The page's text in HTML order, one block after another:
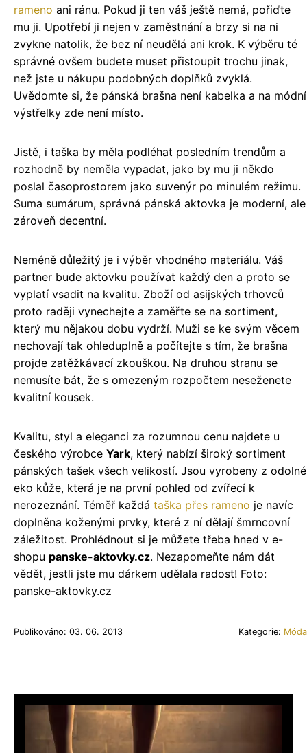
rameno ani ránu. Pokud ji ten váš ještě nemá, pořiďte
mu ji. Upotřebí ji nejen v zaměstnání a brzy si na ni
zvykne natolik, že bez ní neudělá ani krok. K výběru té
správné ovšem budete muset přistoupit trochu jinak,
než jste u nákupu podobných doplňků zvyklá.
Uvědomte si, že pánská brašna není kabelka a na módní
výstřelky zde není místo.
Jistě, i taška by měla podléhat posledním trendům a
rozhodně by neměla vypadat, jako by mu ji někdo
poslal časoprostorem jako suvenýr po minulém režimu.
Suma sumárum, správná pánská aktovka je moderní, ale
zároveň decentní.
Neméně důležitý je i výběr vhodného materiálu. Váš
partner bude aktovku používat každý den a proto se
vyplatí vsadit na kvalitu. Zboží od asijských trhovců
proto raději vynechejte a zaměřte se na sortiment,
který mu nějakou dobu vydrží. Muži se ke svým věcem
nechovají tak ohleduplně a počítejte s tím, že brašna
projde zatěžkávací zkouškou. Na druhou stranu se
nemusíte bát, že s omezeným rozpočtem neseženete
kvalitní kousek.
Kvalitu, styl a eleganci za rozumnou cenu najdete u
českého výrobce Yark, který nabízí široký sortiment
pánských tašek všech velikostí. Jsou vyrobeny z odolné
eko kůže, která je na první pohled od zvířecí k
nerozeznání. Téměř každá taška přes rameno je navíc
doplněna koženými prvky, které z ní dělají šmrncovní
záležitost. Prohlédnout si je můžete třeba hned v e-
shopu panske-aktovky.cz. Nezapomeňte nám dát
vědět, jestli jste mu dárkem udělala radost! Foto:
panske-aktovky.cz
Publikováno: 03. 06. 2013 Kategorie: Móda